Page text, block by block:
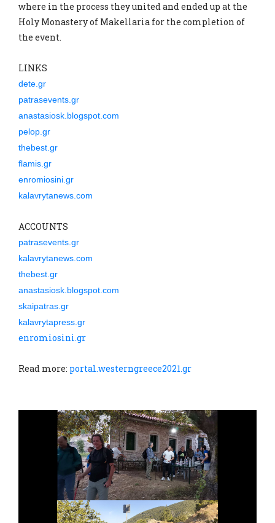
where in the process they united and ended up at the
Holy Monastery of Makellaria for the completion of
the event.
LINKS
dete.gr
patrasevents.gr
anastasiosk.blogspot.com
pelop.gr
thebest.gr
flamis.gr
enromiosini.gr
kalavrytanews.com
ACCOUNTS
patrasevents.gr
kalavrytanews.com
thebest.gr
anastasiosk.blogspot.com
skaipatras.gr
kalavrytapress.gr
enromiosini.gr
Read more: portal.westerngreece2021.gr